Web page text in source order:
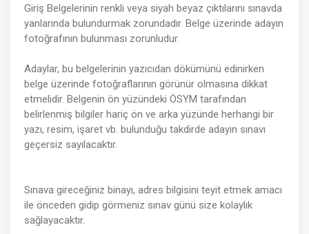
Giriş Belgelerinin renkli veya siyah beyaz çıktılarını sınavda
yanlarında bulundurmak zorundadır. Belge üzerinde adayın
fotoğrafının bulunması zorunludur.
Adaylar, bu belgelerinin yazıcıdan dökümünü edinirken
belge üzerinde fotoğraflarının görünür olmasına dikkat
etmelidir. Belgenin ön yüzündeki ÖSYM tarafından
belirlenmiş bilgiler hariç ön ve arka yüzünde herhangi bir
yazı, resim, işaret vb. bulunduğu takdirde adayın sınavı
geçersiz sayılacaktır.
Sınava gireceğiniz binayı, adres bilgisini teyit etmek amacı
ile önceden gidip görmeniz sınav günü size kolaylık
sağlayacaktır.